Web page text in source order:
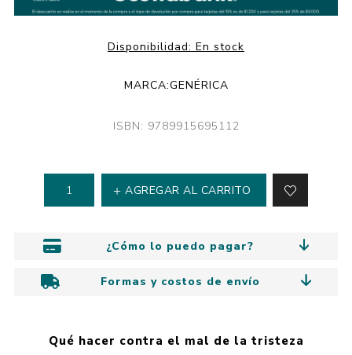
Disponibilidad: En stock
MARCA:GENÉRICA
ISBN: 9789915695112
AGREGAR AL CARRITO
¿Cómo lo puedo pagar?
Formas y costos de envío
Qué hacer contra el mal de la tristeza